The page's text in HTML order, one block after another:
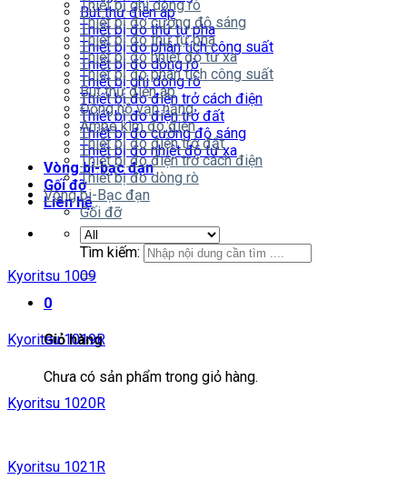
Bút thử điện áp
Thiết bị đo thứ tự pha
Thiết bị đo phân tích công suất
Thiết bị đo dòng rò
Thiết bị ghi dòng rò
Thiết bị đo điện trở cách điện
Thiết bị đo điện trở đất
Thiết bị đo cường độ sáng
Thiết bị đo nhiệt độ từ xa
Vòng bi-bạc đạn
Gối đỡ
Liên hệ
Tìm kiếm:
0
Giỏ hàng
Chưa có sản phẩm trong giỏ hàng.
Thiết bị ghi dòng rò
Thiết bị đo cường độ sáng
Thiết bị đo thứ tự pha
Thiết bị đo nhiệt độ từ xa
Thiết bị đo phân tích công suất
Bút thử điện áp
Đồng hồ vạn năng
Ampe kìm đo điện
Thiết bị đo điện trở đất
Thiết bị đo điện trở cách điện
Thiết bị đo dòng rò
Vòng bi-Bạc đạn
Gối đỡ
Kyoritsu 1009
Kyoritsu 1019R
Kyoritsu 1020R
Kyoritsu 1021R